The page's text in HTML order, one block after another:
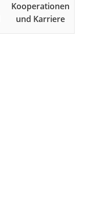
Kooperationen
und Karriere